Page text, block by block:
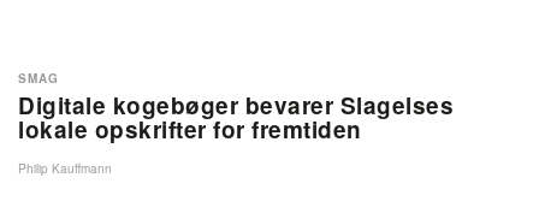
Digitale kogebøger bevarer Slagelses
lokale opskrifter for fremtiden
SMAG
Philip Kauffmann